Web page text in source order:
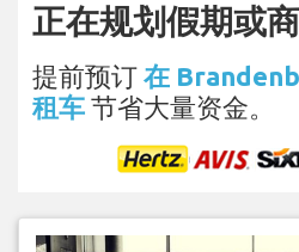
正在规划假期或
提前预订 在
租车 节省大量资金。